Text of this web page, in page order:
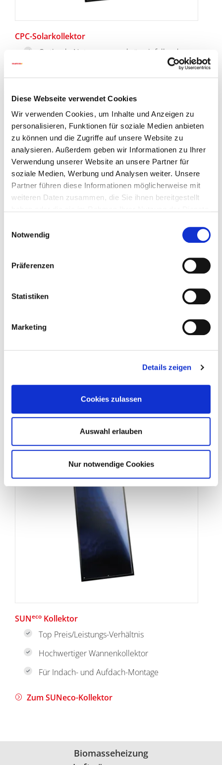
Diese Webseite verwendet Cookies
Wir verwenden Cookies, um Inhalte und Anzeigen zu
personalisieren, Funktionen für soziale Medien anbieten
zu können und die Zugriffe auf unsere Website zu
analysieren. Außerdem geben wir Informationen zu Ihrer
Verwendung unserer Website an unsere Partner für
soziale Medien, Werbung und Analysen weiter. Unsere
Partner führen diese Informationen möglicherweise mit
weiteren Daten zusammen, die Sie ihnen bereitgestellt
Notwendig
Präferenzen
Statistiken
Marketing
Details zeigen
Cookies zulassen
Auswahl erlauben
Nur notwendige Cookies
CPC-Solarkollektor
Optimale Nutzung von schräg einfallendem
dichter Bauweise
Keine Lüftungsbohrungen – Kein Kunststoff –
Kein Holz– Keine Isolierung – Keine
Gummidichtungen
10 Jahre Garantie gegen Schwitzwasser
Zum CPC-Kollektor
Sunny
Solarkollektor
Die schlanke Linie für jede Geldbörse
Kein Kunststoff – Kein Holz – Keine
Gummidichtungen
Hochselektiver blue-line Vollflächenabsorber
Zum Sunnyline-Kollektor
SUNeco Kollektor
Top Preis/Leistungs-Verhältnis
Hochwertiger Wannenkollektor
Für Indach- und Aufdach-Montage
Zum SUNeco-Kollektor
Biomasseheizung